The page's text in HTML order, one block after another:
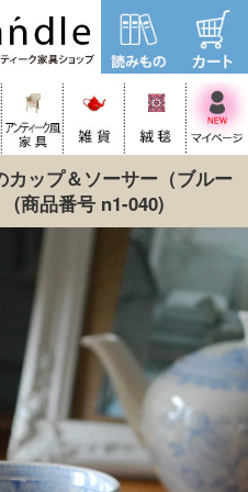
ップ＆ソーサー（ブルー
(商品番号 n1-040)